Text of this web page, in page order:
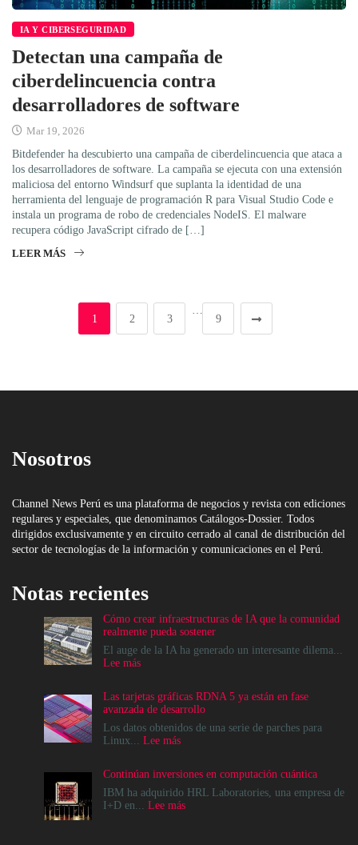
IA Y CIBERSEGURIDAD
Detectan una campaña de
ciberdelincuencia contra
desarrolladores de software
Mar 19, 2026
Bitdefender ha descubierto una campaña de ciberdelincuencia que ataca a
los desarrolladores de software. La campaña se ejecuta con una extensión
maliciosa del entorno Windsurf que suplanta la identidad de una
herramienta del lenguaje de programación R para Visual Studio Code e
instala un programa de robo de credenciales NodeIS. El malware
recupera código JavaScript cifrado de […]
LEER MÁS
1 2 3 9
Nosotros
Channel News Perú es una plataforma de negocios y revista con ediciones
regulares y especiales, que denominamos Catálogos-Dossier. Todos
dirigidos exclusivamente y en circuito cerrado al canal de distribución del
sector de tecnologías de la información y comunicaciones en el Perú.
Notas recientes
Cómo crear infraestructuras de IA que la comunidad
realmente pueda sostener
El auge de la IA ha generado un interesante dilema...
Lee más:
infraestructuras
de
IA
que
realmente
pueda
sostener
Las tarjetas gráficas RDNA 5 ya están en fase
avanzada de desarrollo
Los datos obtenidos de una serie de parches para
Linux... Lee más:
gráficas
RDNA
5
Continúan inversiones en computación cuántica
IBM ha adquirido HRL Laboratories, una empresa de
I+D en... Lee más: